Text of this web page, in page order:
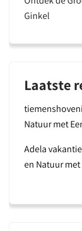
Ginkel
Laatste
Natuur met
Adela
en Natuur met